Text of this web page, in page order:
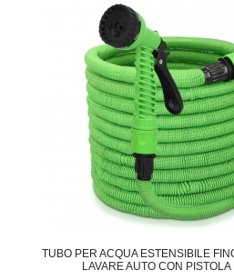
TUBO PER ACQUA ESTENSIBILE
LAVARE AUTO CON PISTOLA